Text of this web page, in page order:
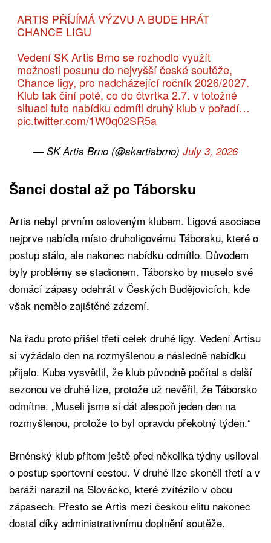
ARTIS PŘÍJÍMÁ VÝZVU A BUDE HRÁT
CHANCE LIGU
Vedení SK Artis Brno se rozhodlo využít
možnosti posunu do nejvyšší české soutěže,
Chance ligy, pro nadcházející ročník 2026/2027.
Klub tak činí poté, co do čtvrtka 2.7. v totožné
situaci tuto nabídku odmítl druhý klub v pořadí…
pic.twitter.com/1W0q02SR5a
— SK Artis Brno (@skartisbrno) July 3, 2026
Šanci dostal až po Táborsku
Artis nebyl prvním osloveným klubem. Ligová asociace
nejprve nabídla místo druholigovému Táborsku, které o
postup stálo, ale nakonec nabídku odmítlo. Důvodem
byly problémy se stadionem. Táborsko by muselo své
domácí zápasy odehrát v Českých Budějovicích, kde
však nemělo zajištěné zázemí.
Na řadu proto přišel třetí celek druhé ligy. Vedení Artisu
si vyžádalo den na rozmyšlenou a následně nabídku
přijalo. Kuba vysvětlil, že klub původně počítal s další
sezonou ve druhé lize, protože už nevěřil, že Táborsko
odmítne. „Museli jsme si dát alespoň jeden den na
rozmyšlenou, protože to byl opravdu překotný týden.“
Brněnský klub přitom ještě před několika týdny usiloval
o postup sportovní cestou. V druhé lize skončil třetí a v
baráži narazil na Slovácko, které zvítězilo v obou
zápasech. Přesto se Artis mezi českou elitu nakonec
dostal díky administrativnímu doplnění soutěže.